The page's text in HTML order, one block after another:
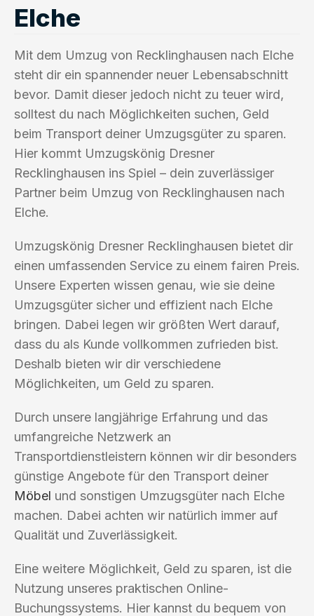
Elche
Mit dem Umzug von Recklinghausen nach Elche
steht dir ein spannender neuer Lebensabschnitt
bevor. Damit dieser jedoch nicht zu teuer wird,
solltest du nach Möglichkeiten suchen, Geld
beim Transport deiner Umzugsgüter zu sparen.
Hier kommt Umzugskönig Dresner
Recklinghausen ins Spiel – dein zuverlässiger
Partner beim Umzug von Recklinghausen nach
Elche.
Umzugskönig Dresner Recklinghausen bietet dir
einen umfassenden Service zu einem fairen Preis.
Unsere Experten wissen genau, wie sie deine
Umzugsgüter sicher und effizient nach Elche
bringen. Dabei legen wir größten Wert darauf,
dass du als Kunde vollkommen zufrieden bist.
Deshalb bieten wir dir verschiedene
Möglichkeiten, um Geld zu sparen.
Durch unsere langjährige Erfahrung und das
umfangreiche Netzwerk an
Transportdienstleistern können wir dir besonders
günstige Angebote für den Transport deiner
Möbel und sonstigen Umzugsgüter nach Elche
machen. Dabei achten wir natürlich immer auf
Qualität und Zuverlässigkeit.
Eine weitere Möglichkeit, Geld zu sparen, ist die
Nutzung unseres praktischen Online-
Buchungssystems. Hier kannst du bequem von